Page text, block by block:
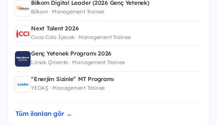
Bilkom Digital Leader (2026 Genç Yetenek)
Bilkom · Management Trainee
Next Talent 2026
Coca-Cola İçecek · Management Trainee
Genç Yetenek Programı 2026
Limak Çimento · Management Trainee
“Enerjim Sizinle” MT Programı
YEDAŞ · Management Trainee
Tüm ilanları gör →